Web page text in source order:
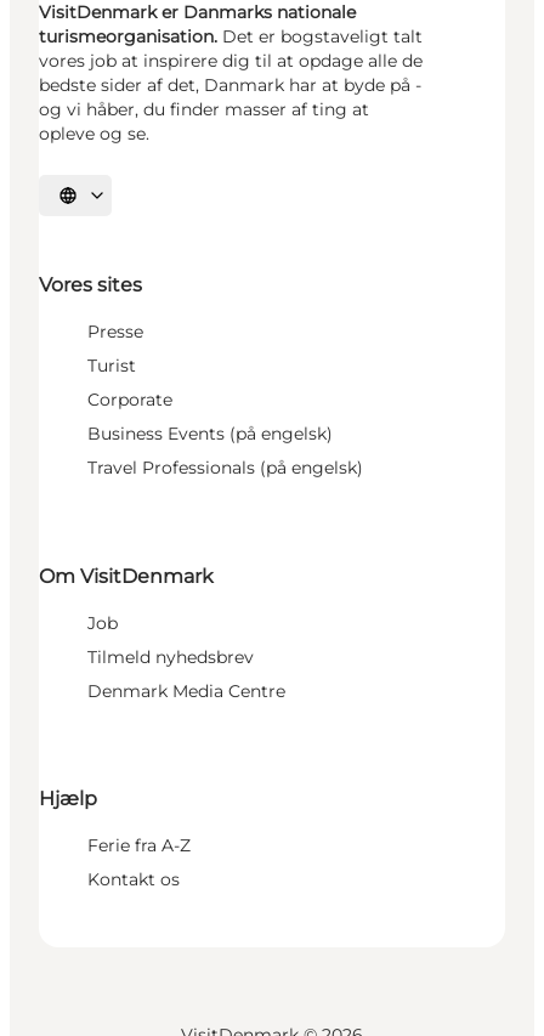
VisitDenmark er Danmarks nationale
turismeorganisation. Det er bogstaveligt talt
vores job at inspirere dig til at opdage alle de
bedste sider af det, Danmark har at byde på -
og vi håber, du finder masser af ting at
opleve og se.
Vælg sprog
Vores sites
Presse
Turist
Corporate
Business Events (på engelsk)
Travel Professionals (på engelsk)
Om VisitDenmark
Job
Tilmeld nyhedsbrev
Denmark Media Centre
Hjælp
Ferie fra A-Z
Kontakt os